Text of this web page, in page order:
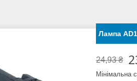
Лампа
24,93 ₴
Мінімальна